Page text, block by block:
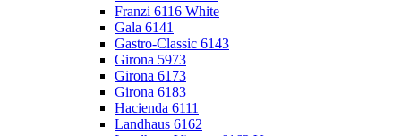
Franzi 6116 White
Gala 6141
Gastro-Classic 6143
Girona 5973
Girona 6173
Girona 6183
Hacienda 6111
Landhaus 6162